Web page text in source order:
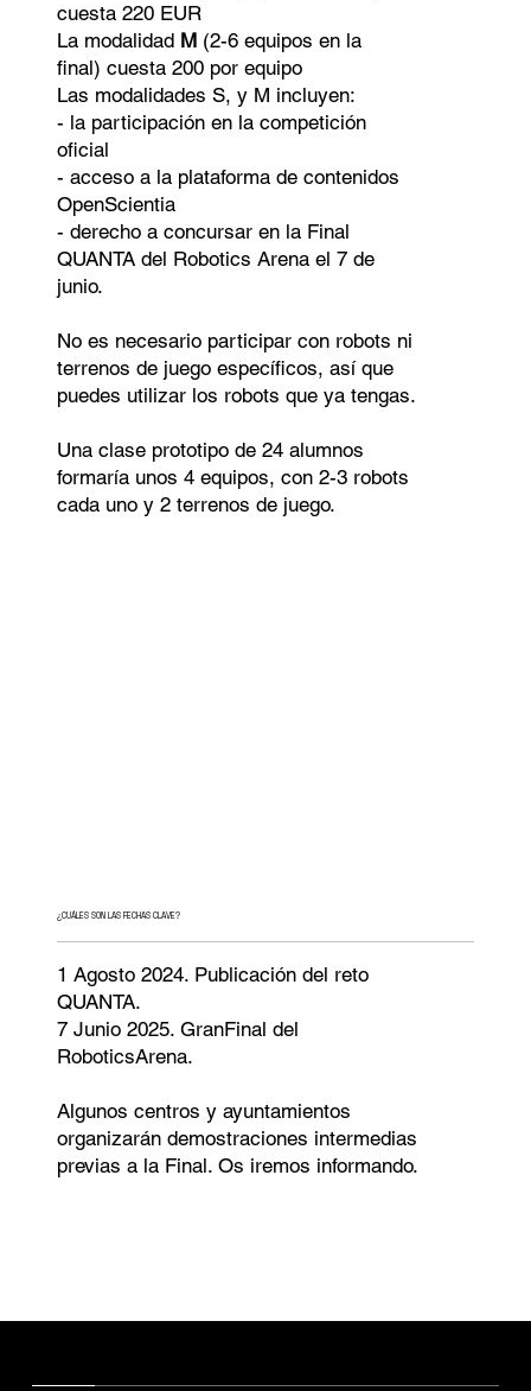
cuesta 220 EUR
La modalidad M(2-6 equipos en la
final) cuesta 200 por equipo
Las modalidades S, y M incluyen:
- la participación en la competición
oficial
- acceso a la plataforma de contenidos
OpenScientia
- derecho a concursar en la Final
QUANTA del Robotics Arena el 7 de
junio.
No es necesario participar con robots ni
terrenos de juego específicos, así que
puedes utilizar los robots que ya tengas.
Una clase prototipo de 24 alumnos
formaría unos 4 equipos, con 2-3 robots
cada uno y 2 terrenos de juego.
¿CUÁLES SON LAS FECHAS CLAVE?
1 Agosto 2024. Publicación del reto
QUANTA.
7 Junio 2025. GranFinal del
RoboticsArena.
Algunos centros y ayuntamientos
organizarán demostraciones intermedias
previas a la Final. Os iremos informando.